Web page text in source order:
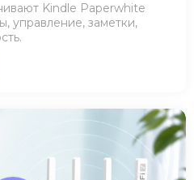
Kindle Paperwhite
управление, заметки,